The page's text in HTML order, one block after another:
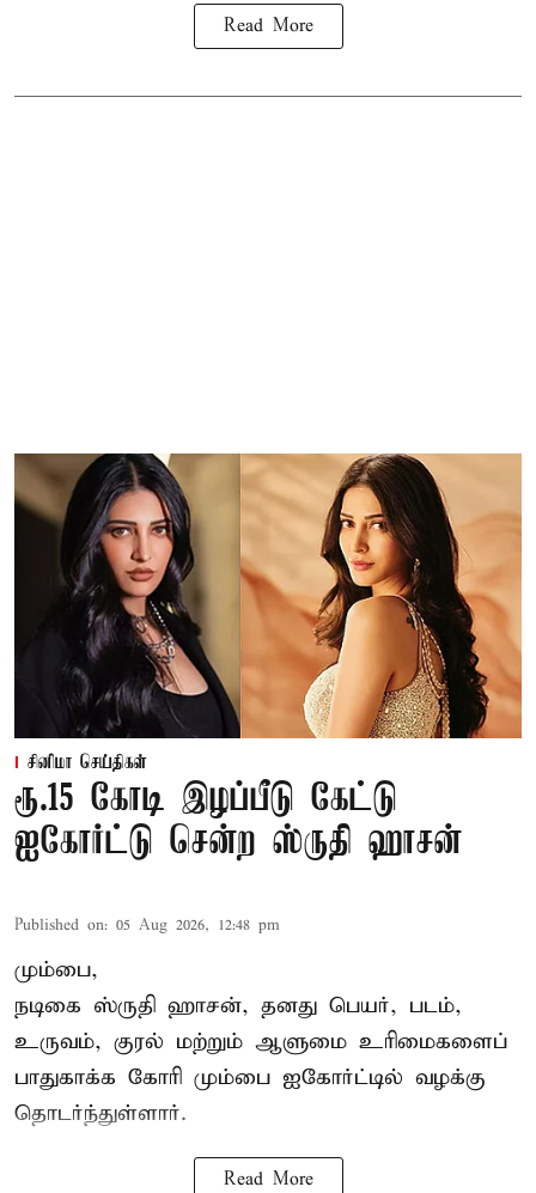
Read More
சினிமா செய்திகள்
ரூ.15 கோடி இழப்பீடு கேட்டு
ஐகோர்ட்டு சென்ற ஸ்ருதி ஹாசன்
Published on: 05 Aug 2026, 12:48 pm
மும்பை,
நடிகை ஸ்ருதி ஹாசன், தனது பெயர், படம்,
உருவம், குரல் மற்றும் ஆளுமை உரிமைகளைப்
பாதுகாக்க கோரி மும்பை ஐகோர்ட்டில் வழக்கு
தொடர்ந்துள்ளார்.
Read More